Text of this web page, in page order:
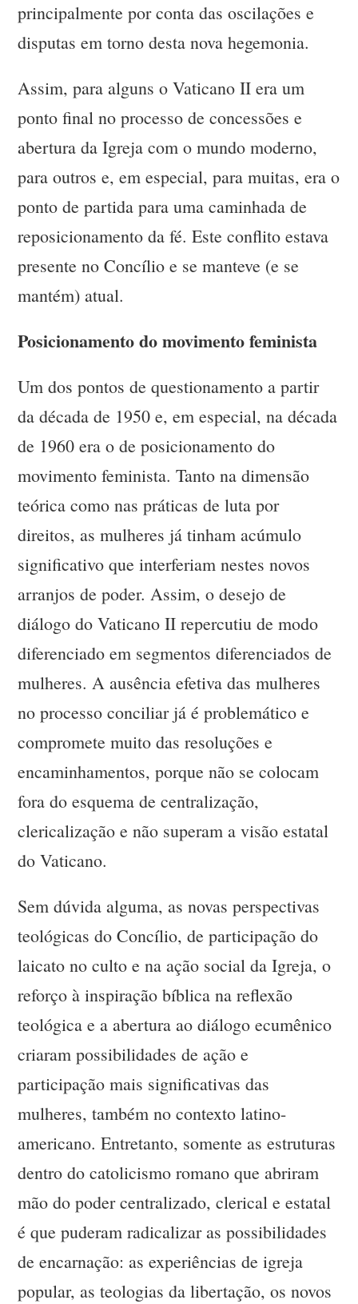
principalmente por conta das oscilações e
disputas em torno desta nova hegemonia.
Assim, para alguns o Vaticano II era um
ponto final no processo de concessões e
abertura da Igreja com o mundo moderno,
para outros e, em especial, para muitas, era o
ponto de partida para uma caminhada de
reposicionamento da fé. Este conflito estava
presente no Concílio e se manteve (e se
mantém) atual.
Posicionamento do movimento feminista
Um dos pontos de questionamento a partir
da década de 1950 e, em especial, na década
de 1960 era o de posicionamento do
movimento feminista. Tanto na dimensão
teórica como nas práticas de luta por
direitos, as mulheres já tinham acúmulo
significativo que interferiam nestes novos
arranjos de poder. Assim, o desejo de
diálogo do Vaticano II repercutiu de modo
diferenciado em segmentos diferenciados de
mulheres. A ausência efetiva das mulheres
no processo conciliar já é problemático e
compromete muito das resoluções e
encaminhamentos, porque não se colocam
fora do esquema de centralização,
clericalização e não superam a visão estatal
do Vaticano.
Sem dúvida alguma, as novas perspectivas
teológicas do Concílio, de participação do
laicato no culto e na ação social da Igreja, o
reforço à inspiração bíblica na reflexão
teológica e a abertura ao diálogo ecumênico
criaram possibilidades de ação e
participação mais significativas das
mulheres, também no contexto latino-
americano. Entretanto, somente as estruturas
dentro do catolicismo romano que abriram
mão do poder centralizado, clerical e estatal
é que puderam radicalizar as possibilidades
de encarnação: as experiências de igreja
popular, as teologias da libertação, os novos